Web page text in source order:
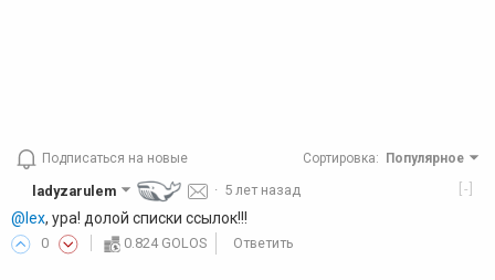
Подписаться на новые Сортировка: Популярное
[-]
ladyzarulem · 5 лет назад
@lex, ура! долой списки ссылок!!!
0 0.824 GOLOS Ответить